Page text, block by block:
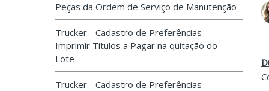
Peças da Ordem de Serviço de Manutenção
Trucker - Cadastro de Preferências –
Imprimir Títulos a Pagar na quitação do
Lote
Trucker - Cadastro de Preferências –